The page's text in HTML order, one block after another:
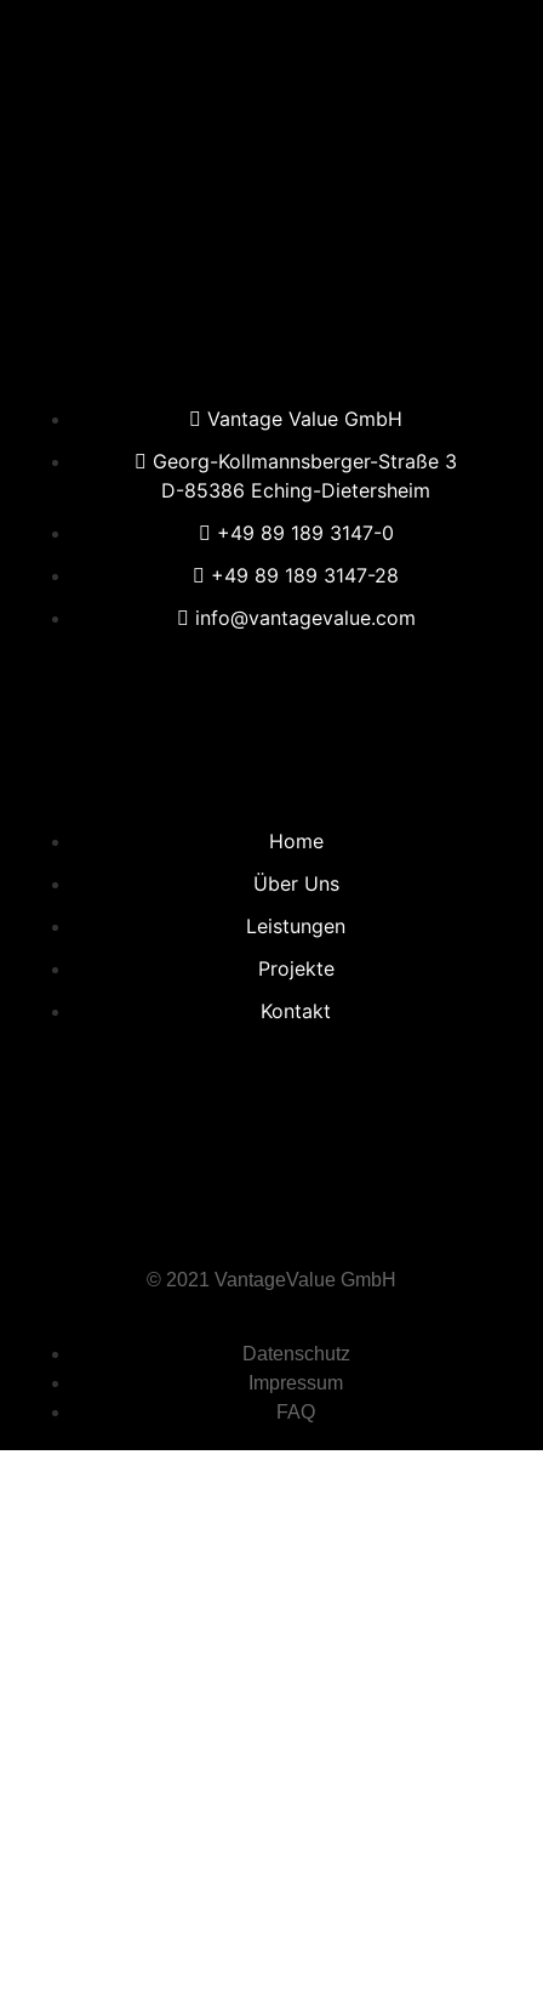
Vantage Value GmbH
Georg-Kollmannsberger-Straße 3
D-85386 Eching-Dietersheim
+49 89 189 3147-0
+49 89 189 3147-28
info@vantagevalue.com
Home
Über Uns
Leistungen
Projekte
Kontakt
© 2021 VantageValue GmbH
Datenschutz
Impressum
FAQ